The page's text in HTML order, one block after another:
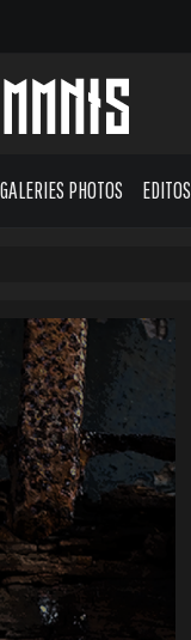
GALERIES PHOTOS EDITOS